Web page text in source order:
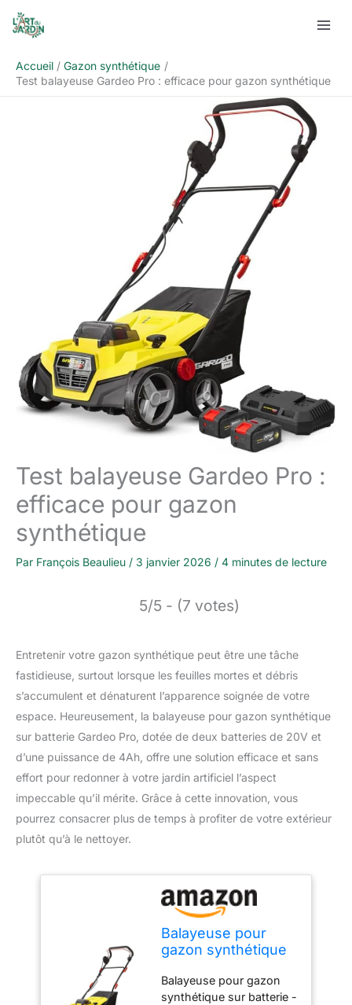
Aller
Accueil
Gazon synthétique
Test balayeuse Gardeo Pro : efficace pour gazon synthétique
Test balayeuse Gardeo Pro :
efficace pour gazon
synthétique
Par François Beaulieu / 3 janvier 2026 / 4 minutes de lecture
5/5 - (7 votes)
Entretenir votre gazon synthétique peut être une tâche
fastidieuse, surtout lorsque les feuilles mortes et débris
s’accumulent et dénaturent l’apparence soignée de votre
espace. Heureusement, la balayeuse pour gazon synthétique
sur batterie Gardeo Pro, dotée de deux batteries de 20V et
d’une puissance de 4Ah, offre une solution efficace et sans
effort pour redonner à votre jardin artificiel l’aspect
impeccable qu’il mérite. Grâce à cette innovation, vous
pourrez consacrer plus de temps à profiter de votre extérieur
plutôt qu’à le nettoyer.
Balayeuse pour
gazon synthétique
20V - 4Ah - Gardeo
Pro
Balayeuse pour gazon
synthétique sur batterie -
Rechercher